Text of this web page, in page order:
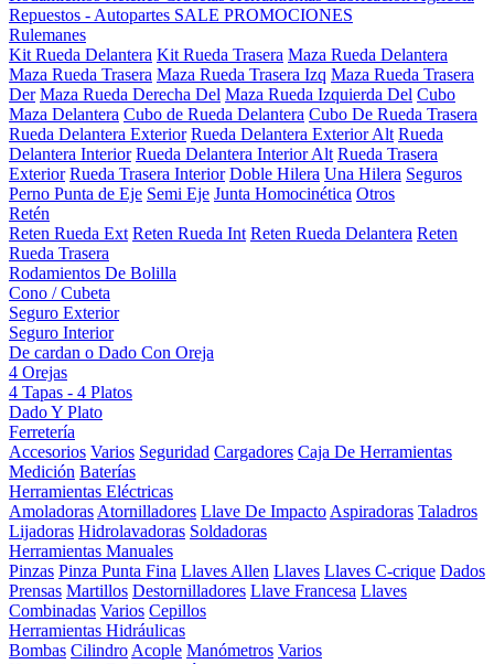
Repuestos - Autopartes SALE PROMOCIONES
Rulemanes
Kit Rueda Delantera Kit Rueda Trasera Maza Rueda Delantera
Maza Rueda Trasera Maza Rueda Trasera Izq Maza Rueda Trasera
Der Maza Rueda Derecha Del Maza Rueda Izquierda Del Cubo
Maza Delantera Cubo de Rueda Delantera Cubo De Rueda Trasera
Rueda Delantera Exterior Rueda Delantera Exterior Alt Rueda
Delantera Interior Rueda Delantera Interior Alt Rueda Trasera
Exterior Rueda Trasera Interior Doble Hilera Una Hilera Seguros
Perno Punta de Eje Semi Eje Junta Homocinética Otros
Retén
Reten Rueda Ext Reten Rueda Int Reten Rueda Delantera Reten
Rueda Trasera
Rodamientos De Bolilla
Cono / Cubeta
Seguro Exterior
Seguro Interior
De cardan o Dado Con Oreja
4 Orejas
4 Tapas - 4 Platos
Dado Y Plato
Ferretería
Accesorios Varios Seguridad Cargadores Caja De Herramientas
Medición Baterías
Herramientas Eléctricas
Amoladoras Atornilladores Llave De Impacto Aspiradoras Taladros
Lijadoras Hidrolavadoras Soldadoras
Herramientas Manuales
Pinzas Pinza Punta Fina Llaves Allen Llaves Llaves C-crique Dados
Prensas Martillos Destornilladores Llave Francesa Llaves
Combinadas Varios Cepillos
Herramientas Hidráulicas
Bombas Cilindro Acople Manómetros Varios